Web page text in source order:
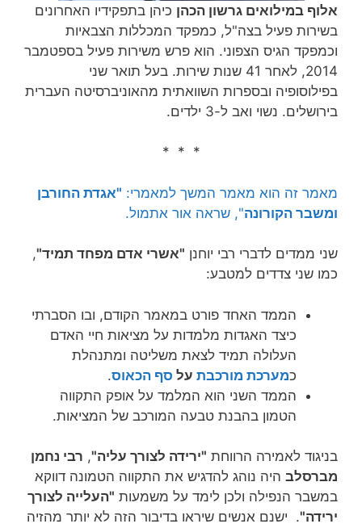
אלוף במילואים גרשון הכהן כיהן בתפקידיו האחרונים
בשירות פעיל בצה"ל, כמפקד המכללות הצבאיות
וכמפקד הגיס הצפוני. הוא פרש משירות פעיל בספטמבר
2014, לאחר 41 שנות שירות‏. בעל תואר שני
בפילוסופיה ובספרות השוואתית מהאוניברסיטה העברית
בירושלים. נשוי ואב ל-3 ילדים.
* * *
מאמר זה הוא מאמר המשך למאמרי: "אגדת החורבן
ומשבר הקורונה", שראה אור אתמול.
שני ממדים לדברי רבי יוחנן "אשרי אדם מפחד תמיד",
כמו שני צדדים למטבע:
הממד האחד פורט במאמר הקודם, ובו הסברתי
כיצד האגדות מלמדות על מציאות חיי האדם
העלולה תמיד לצאת משליטה ומתנהלת
כמערכת מורכבת על סף הכאוס.
הממד השני הוא המלמד על אופק התקווה
הטמון בהבנת טבעה המורכב של המציאות.
בניגוד לאמירה הרווחת "ירידה לצורך עליה", רבי נחמן
מברסלב היה נוהג להדגיש את התקווה הטמונה דווקא
במשבר הנפילה ולכן לימד על משמעות "העלייה לצורך
ירידה". ישנם אנשים שיראו בדיבור הזה לא יותר מהזיה